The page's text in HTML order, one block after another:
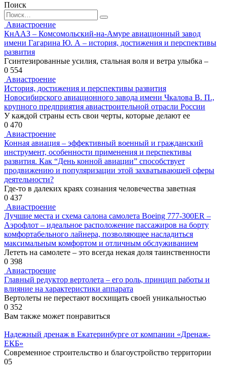
Поиск
Search
for:
Авиастроение
КнААЗ – Комсомольский-на-Амуре авиационный завод
имени Гагарина Ю. А – история, достижения и перспективы
развития
Гсинтезированные усилия, стальная воля и ветра улыбка –
0 554
Авиастроение
История, достижения и перспективы развития
Новосибирского авиационного завода имени Чкалова В. П.,
крупного предприятия авиастроительной отрасли России
У каждой страны есть свои черты, которые делают ее
0 470
Авиастроение
Конная авиация – эффективный военный и гражданский
инструмент, особенности применения и перспективы
развития. Как “День конной авиации” способствует
продвижению и популяризации этой захватывающей сферы
деятельности?
Где-то в далеких краях сознания человечества заветная
0 437
Авиастроение
Лучшие места и схема салона самолета Boeing 777-300ER –
Аэрофлот – идеальное расположение пассажиров на борту
комфортабельного лайнера, позволяющее насладиться
максимальным комфортом и отличным обслуживанием
Лететь на самолете – это всегда некая доля таинственности
0 398
Авиастроение
Главный редуктор вертолета – его роль, принцип работы и
влияние на характеристики аппарата
Вертолеты не перестают восхищать своей уникальностью
0 352
Вам также может понравиться
Надежный дренаж в Екатеринбурге от компании «Дренаж-
ЕКБ»
Современное строительство и благоустройство территории
05